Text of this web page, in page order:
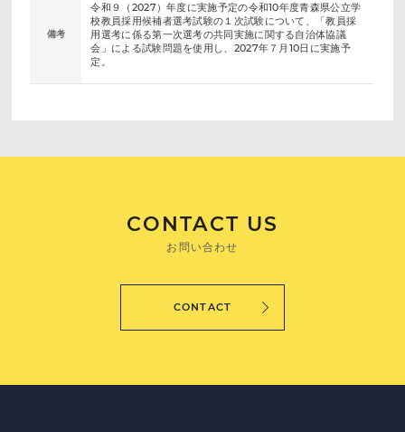
備考
令和９（2027）年度に実施予定の令和10年度青森県公立学
校教員採用候補者選考試験の１次試験について、「教員採
用選考に係る第一次選考の共同実施に関する自治体協議
会」による試験問題を使用し、2027年７月10日に実施予
定。
CONTACT US
お問い合わせ
CONTACT